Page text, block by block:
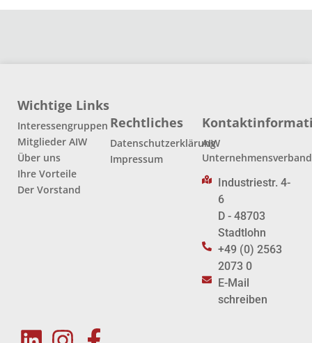
Wichtige Links
Interessengruppen
Mitglieder AIW
Über uns
Ihre Vorteile
Der Vorstand
Rechtliches
Datenschutzerklärung
Impressum
AIW
Unternehmensverband
Industriestr. 4-
6
D - 48703
Stadtlohn
+49 (0) 2563
2073 0
E-Mail
schreiben